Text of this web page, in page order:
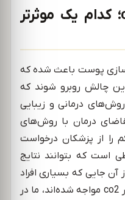
لیزر اربیوم یا لیزر co2؛ کدام یک موثرتر
پوست باعث شده که
چالش روبرو شوند که
درمانی و زیبایی
درمان با روش‌های
را از پزشکان درخواست
است که بتوانند نتایج
آن جایی که بسیاری افراد
با چالش تفاوت لیزر اربیوم با لیزر co2 مواجه شده‌اند، ما در